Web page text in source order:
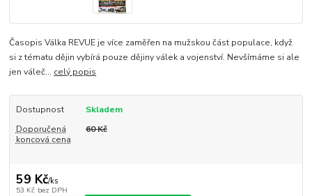
Časopis Válka REVUE je více zaměřen na mužskou část populace, když
si z tématu dějin vybírá pouze dějiny válek a vojenství. Nevšímáme si ale
jen váleč... celý popis
Dostupnost
Skladem
Doporučená
koncová cena
60 Kč
59 Kč/ks
53 Kč bez DPH